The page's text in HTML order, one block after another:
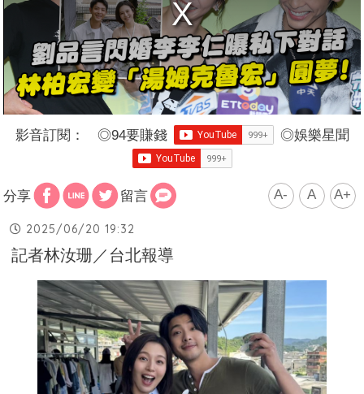
影音訂閱： ◎94要賺錢 ◎娛樂星聞
分享 留言 A- A A+
2025/06/20 19:32
記者林汝珊／台北報導